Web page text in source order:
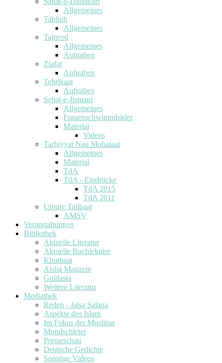
Allgemeines
Tabligh
Allgemeines
Tajneed
Allgemeines
Aufgaben
Ziafat
Aufgaben
Tehrikaat
Aufgaben
Sehat-e-Jismani
Allgemeines
Frauenschwimmbäder
Material
Videos
Tarbiyyat Nau Mobaiaat
Allgemeines
Material
TdA
TdA - Eindrücke
TdA 2015
TdA 2011
Umure Talibaat
AMSV
Veranstaltungen
Bibliothek
Aktuelle Literatur
Aktuelle Buchlektüre
Khutbaat
Aisha Magazin
Guldasta
Weitere Literatur
Mediathek
Reden - Jalsa Salana
Aspekte des Islam
Im Fokus der Muslima
Mondschleier
Presseschau
Deutsche Gedichte
Sonstige Videos